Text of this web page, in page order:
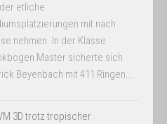
etliche
mit nach
nehmen. In der Klasse
Master sicherte sich
Beyenbach mit 411 Ringen...
3D trotz tropischer